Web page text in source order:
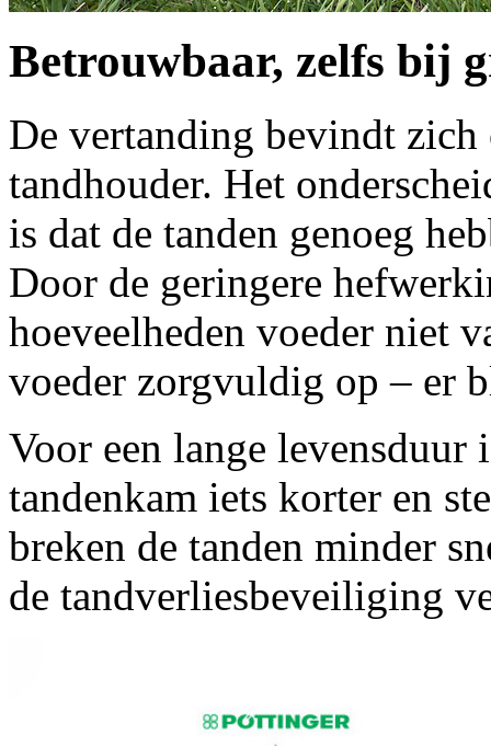
Betrouwbaar, zelfs bij
De vertanding bevindt zich
tandhouder. Het
is dat de tanden genoeg
Door de geringere
hoeveelheden voeder niet
voeder zorgvuldig op – er
Voor een lange levensduur
tandenkam iets korter en
breken de tanden minder
de tandverliesbeveiliging